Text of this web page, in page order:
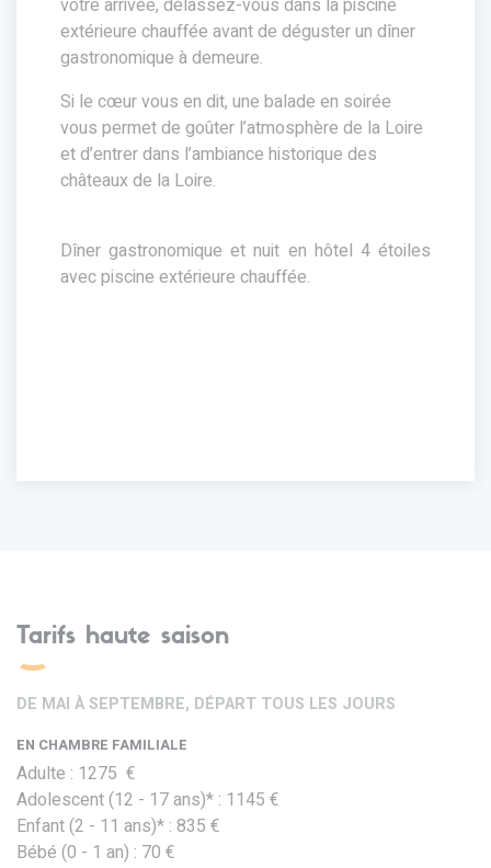
extérieure chauffée avant de déguster un dîner
gastronomique à demeure.
Si le cœur vous en dit, une balade en soirée
vous permet de goûter l’atmosphère de la Loire
et d’entrer dans l’ambiance historique des
châteaux de la Loire.
Dîner gastronomique et nuit en hôtel 4 étoiles
avec piscine extérieure chauffée.
Tarifs haute saison
DE MAI À SEPTEMBRE, DÉPART TOUS LES JOURS
EN CHAMBRE FAMILIALE
Adulte : 1275 €
Adolescent (12 - 17 ans)* : 1145 €
Enfant (2 - 11 ans)* : 835 €
Bébé (0 - 1 an) : 70 €